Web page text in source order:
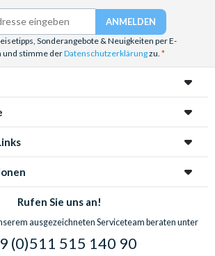
Sonderangebote & Neuigkeiten per E-
und stimme derDatenschutzerklärungzu.
Rufen Sie uns an!
ausgezeichneten Serviceteam beraten unter
(0)511 515 140 90